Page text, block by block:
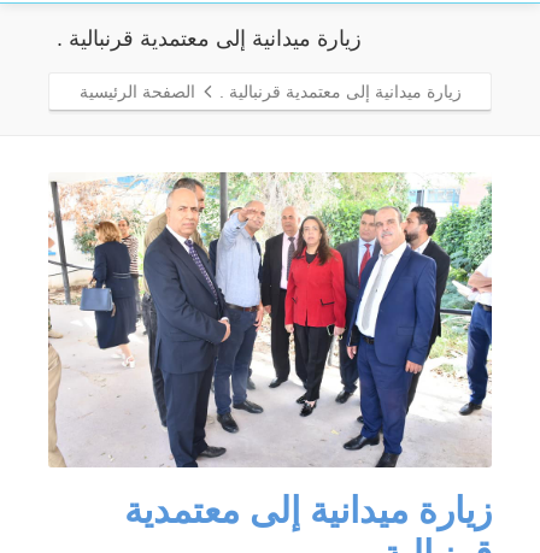
زيارة ميدانية إلى معتمدية قرنبالية .
زيارة ميدانية إلى معتمدية قرنبالية . الصفحة الرئيسية
زيارة ميدانية إلى معتمدية